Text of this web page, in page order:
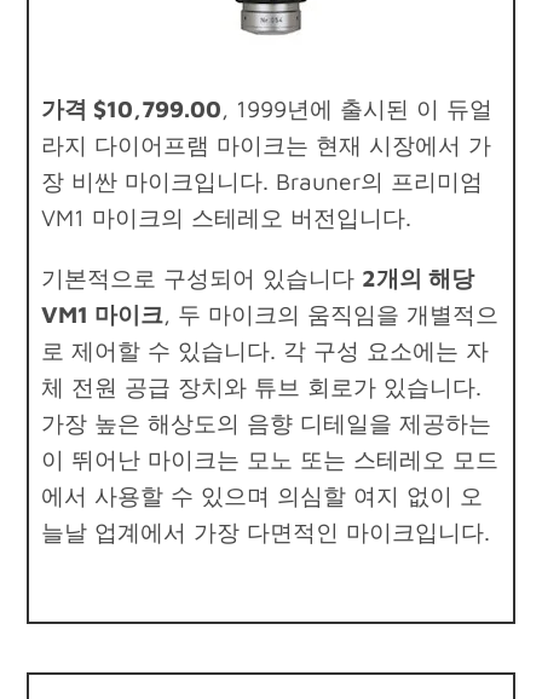
가격 $10,799.00, 1999년에 출시된 이 듀얼
라지 다이어프램 마이크는 현재 시장에서 가
장 비싼 마이크입니다. Brauner의 프리미엄
VM1 마이크의 스테레오 버전입니다.
기본적으로 구성되어 있습니다 2개의 해당
VM1 마이크
, 두 마이크의 움직임을 개별적으
로 제어할 수 있습니다. 각 구성 요소에는 자
체 전원 공급 장치와 튜브 회로가 있습니다.
가장 높은 해상도의 음향 디테일을 제공하는
이 뛰어난 마이크는 모노 또는 스테레오 모드
에서 사용할 수 있으며 의심할 여지 없이 오
늘날 업계에서 가장 다면적인 마이크입니다.